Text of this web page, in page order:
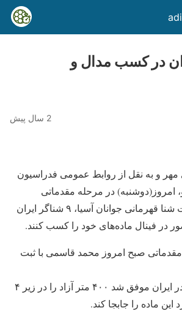
در کسب مدال و
2 سال پیش
و به نقل از روابط عمومی فدراسیون
امروز(دوشنبه) در مرحله مقدماتی
نخستین روز مسابقات شنا قهرمانی جوانان آسیا، ۹ شناگر ایران
در فینال ماده‌های خود را کسب کنند.
صبح امروز محمد قاسمی با ثبت
۰۱ برای نخستین بار در ایران موفق شد ۴۰۰ متر آزاد را در زیر ۴
این ماده را جابجا کند.